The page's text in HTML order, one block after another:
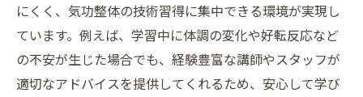
にくく、気功整体の技術習得に集中できる環境が実現し
ています。例えば、学習中に体調の変化や好転反応など
の不安が生じた場合でも、経験豊富な講師やスタッフが
適切なアドバイスを提供してくれるため、安心して学び